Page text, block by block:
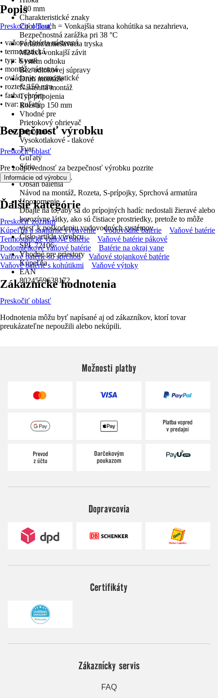
180 mm
Charakteristické znaky
Cool Touch = Vonkajšia strana kohútika sa nezahrieva,
Bezpečnostná zarážka pri 38 °C
Perlátor/zmiešavacia tryska
M24x1 vonkajší závit
Systém odtoku
Bez odtokovej súpravy
Druh montáže
Nástenná montáž
Typ pripojenia
Rozstup 150 mm
Vhodné pre
Prietokový ohrievač
Pripojenie
Vysokotlakové - tlakové
Tvar
Guľatý
Séria
Sport Plus
Obsah balenia
Návod na montáž, Rozeta, S-prípojky, Sprchová armatúra
Upozornenie
Dbajte na to, aby sa do prípojných hadíc nedostali žieravé alebo
korozívne látky, ako sú čistiace prostriedky, pretože to môže
viesť k poškodeniu vodovodných systémov
Číslo artikla výrobcu
SPL 72106
Vhodné pre priestory
Kúpeľňa
EAN
8024559638172
Popis
Preskočiť oblasť
• vaňová batéria nástenná
• termostatická
• typ: k vani
• montáž: nástenná
• ovládanie: termostatické
• rozteč: 150 mm
• farba: chróm
• tvar: guľatý
Bezpečnosť výrobku
Preskočiť oblasť
Pre zodpovednosť za bezpečnosť výrobku pozrite
Informácie od výrobcu .
Ďalšie kategórie
Preskočiť zoznam
Kúpeľňa a sanitárne vybavenie
Vodovodné batérie
Vaňové batérie
Termostatické vaňové batérie
Vaňové batérie pákové
Podomietkové vaňové batérie
Batérie na okraj vane
Vaňové batérie so sprchou
Vaňové stojankové batérie
Vaňové batérie s kohútikmi
Vaňové výtoky
Zákaznícke hodnotenia
Preskočiť oblasť
Hodnotenia môžu byť napísané aj od zákazníkov, ktorí tovar
preukázateľne nepoužili alebo nekúpili.
Možnosti platby
Dopravcovia
Certifikáty
Zákaznícky servis
FAQ